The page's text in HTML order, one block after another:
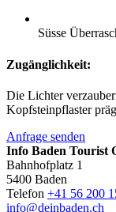
Süsse
Zugänglichkeit:
Die Lichter
Kopfsteinpflaster
Anfrage senden
Info Baden Tourist
Bahnhofplatz 1
5400 Baden
Telefon +41 56 200
info@deinbaden.ch